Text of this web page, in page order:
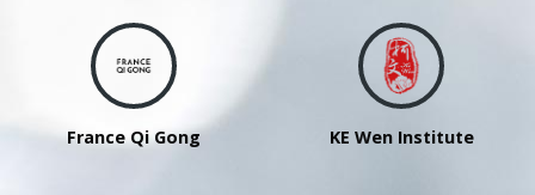
France Qi Gong KE Wen Institute